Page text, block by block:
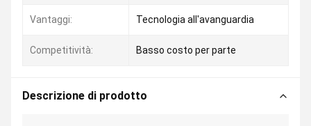
Vantaggi: Tecnologia all'avanguardia
Competitività: Basso costo per parte
Descrizione di prodotto